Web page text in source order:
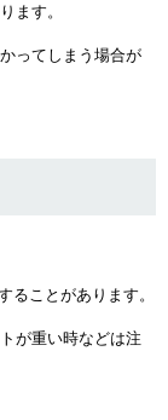
ます。
ってしまう場合が
ることがあります。
が重い時などは注